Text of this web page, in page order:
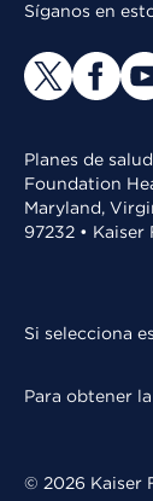
Síganos en
Planes de
Foundation
Maryland,
97232 •
Si selecciona
Para obtener
© 2026 Kaiser